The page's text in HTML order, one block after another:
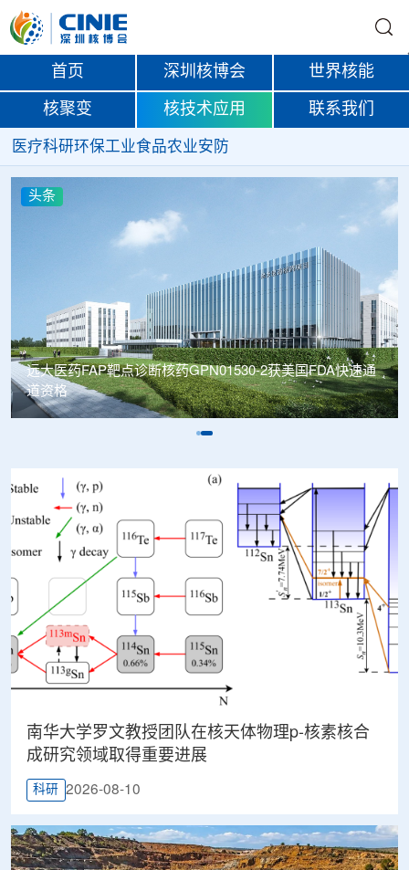
首页 深圳核博会 世界核能
核聚变 核技术应用 联系我们
医疗科研环保工业食品农业安防
头条
远大医药FAP靶点诊断核药GPN01530-2获美国FDA快速通
道资格
南华大学罗文教授团队在核天体物理p-核素核合
成研究领域取得重要进展
科研 2026-08-10